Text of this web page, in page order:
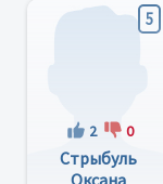
5
2 0
Стрыбуль
Оксана